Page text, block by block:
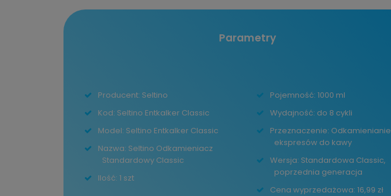
Parametry
Producent: Seltino
Kod: Seltino Entkalker Classic
Model: Seltino Entkalker Classic
Nazwa: Seltino Odkamieniacz
Standardowy Classic
Ilość: 1 szt
Pojemność: 1000 ml
Wydajność: do 8 cykli
Przeznaczenie: Odkamienianie
ekspresów do kawy
Wersja: Standardowa Classic,
poprzednia generacja
Cena wyprzedażowa: 16,99 zł